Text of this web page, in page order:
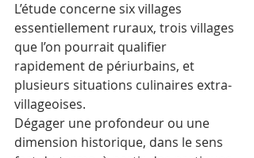
L’étude concerne six villages
essentiellement ruraux, trois villages
que l’on pourrait qualifier
rapidement de périurbains, et
plusieurs situations culinaires extra-
villageoises.
Dégager une profondeur ou une
dimension historique, dans le sens